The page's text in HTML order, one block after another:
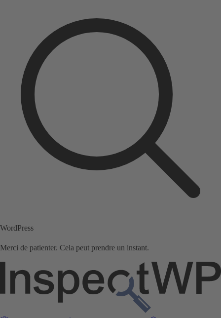
WordPress
Merci de patienter. Cela peut prendre un instant.